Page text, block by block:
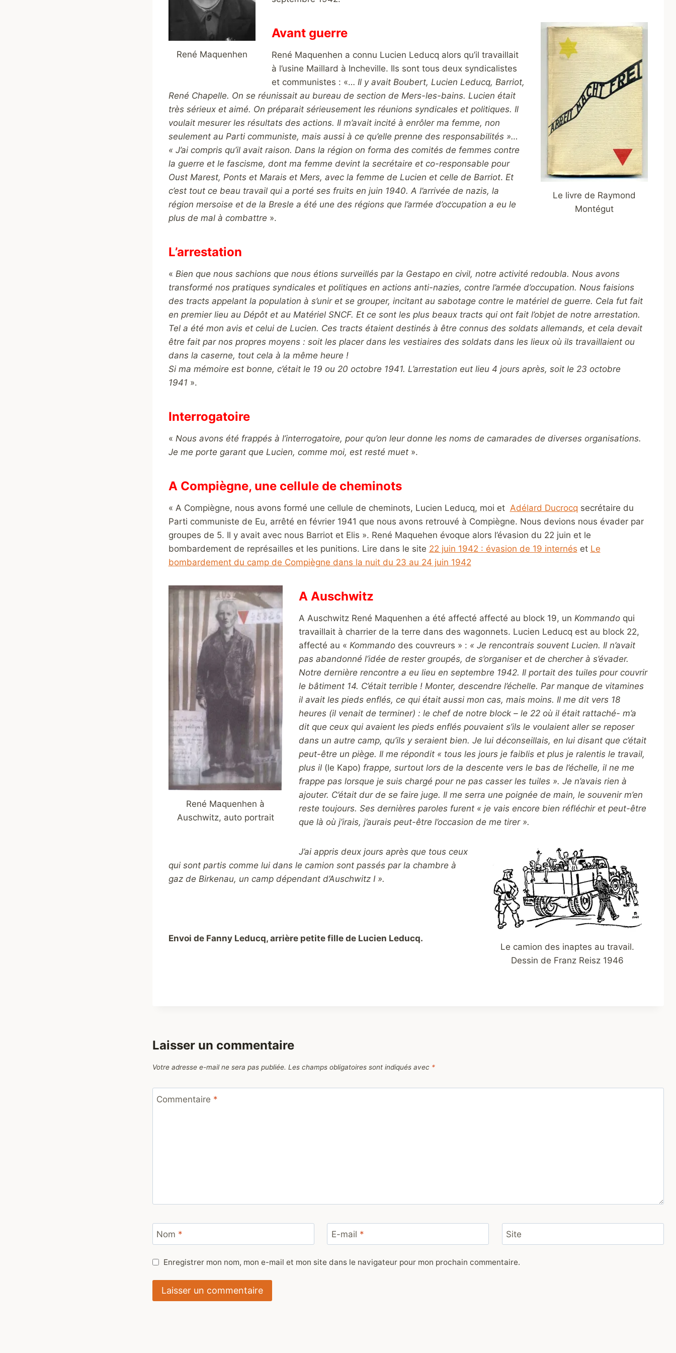
René Maquenhen
Le livre de Raymond
Montégut
Avant guerre
René Maquenhen a connu Lucien Leducq alors qu’il travaillait
à l’usine Maillard à Incheville. Ils sont tous deux syndicalistes
et communistes : «… Il y avait Boubert, Lucien Leducq, Barriot,
René Chapelle. On se réunissait au bureau de section de Mers-les-bains. Lucien était
très sérieux et aimé. On préparait sérieusement les réunions syndicales et politiques. Il
voulait mesurer les résultats des actions. Il m’avait incité à enrôler ma femme, non
seulement au Parti communiste, mais aussi à ce qu’elle prenne des responsabilités »…
« J’ai compris qu’il avait raison. Dans la région on forma des comités de femmes contre
la guerre et le fascisme, dont ma femme devint la secrétaire et co-responsable pour
Oust Marest, Ponts et Marais et Mers, avec la femme de Lucien et celle de Barriot. Et
c’est tout ce beau travail qui a porté ses fruits en juin 1940. A l’arrivée de nazis, la
région mersoise et de la Bresle a été une des régions que l’armée d’occupation a eu le
plus de mal à combattre ».
L’arrestation
« Bien que nous sachions que nous étions surveillés par la Gestapo en civil, notre activité redoubla. Nous avons
transformé nos pratiques syndicales et politiques en actions anti-nazies, contre l’armée d’occupation. Nous faisions
des tracts appelant la population à s’unir et se grouper, incitant au sabotage contre le matériel de guerre. Cela fut fait
en premier lieu au Dépôt et au Matériel SNCF. Et ce sont les plus beaux tracts qui ont fait l’objet de notre arrestation.
Tel a été mon avis et celui de Lucien. Ces tracts étaient destinés à être connus des soldats allemands, et cela devait
être fait par nos propres moyens : soit les placer dans les vestiaires des soldats dans les lieux où ils travaillaient ou
dans la caserne, tout cela à la même heure !
Si ma mémoire est bonne, c’était le 19 ou 20 octobre 1941. L’arrestation eut lieu 4 jours après, soit le 23 octobre
1941 ».
Interrogatoire
« Nous avons été frappés à l’interrogatoire, pour qu’on leur donne les noms de camarades de diverses organisations.
Je me porte garant que Lucien, comme moi, est resté muet».
A Compiègne, une cellule de cheminots
« A Compiègne, nous avons formé une cellule de cheminots, Lucien Leducq, moi et Adélard Ducrocq secrétaire du
Parti communiste de Eu, arrêté en février 1941 que nous avons retrouvé à Compiègne. Nous devions nous évader par
groupes de 5. Il y avait avec nous Barriot et Elis ». René Maquehen évoque alors l’évasion du 22 juin et le
bombardement de représailles et les punitions. Lire dans le site 22 juin 1942 : évasion de 19 internés et Le
bombardement du camp de Compiègne dans la nuit du 23 au 24 juin 1942
René Maquenhen à
Auschwitz, auto portrait
A Auschwitz
A Auschwitz René Maquenhen a été affecté affecté au block 19, un Kommandoqui
travaillait à charrier de la terre dans des wagonnets. Lucien Leducq est au block 22,
affecté au « Kommando des couvreurs » : « Je rencontrais souvent Lucien. Il n’avait
pas abandonné l’idée de rester groupés, de s’organiser et de chercher à s’évader.
Notre dernière rencontre a eu lieu en septembre 1942. Il portait des tuiles pour couvrir
le bâtiment 14. C’était terrible ! Monter, descendre l’échelle. Par manque de vitamines
il avait les pieds enflés, ce qui était aussi mon cas, mais moins. Il me dit vers 18
heures (il venait de terminer) : le chef de notre block – le 22 où il était rattaché- m’a
dit que ceux qui avaient les pieds enflés pouvaient s’ils le voulaient aller se reposer
dans un autre camp, qu’ils y seraient bien. Je lui déconseillais, en lui disant que c’était
peut-être un piège. Il me répondit « tous les jours je faiblis et plus je ralentis le travail,
plus il (le Kapo) frappe, surtout lors de la descente vers le bas de l’échelle, il ne me
frappe pas lorsque je suis chargé pour ne pas casser les tuiles ». Je n’avais rien à
ajouter. C’était dur de se faire juge. Il me serra une poignée de main, le souvenir m’en
reste toujours. Ses dernières paroles furent « je vais encore bien réfléchir et peut-être
que là où j’irais, j’aurais peut-être l’occasion de me tirer ».
Le camion des inaptes au travail.
Dessin de Franz Reisz 1946
J’ai appris deux jours après que tous ceux
qui sont partis comme lui dans le camion sont passés par la chambre à
gaz de Birkenau, un camp dépendant d’Auschwitz I ».
Envoi de Fanny Leducq, arrière petite fille de Lucien Leducq.
Laisser un commentaire
Votre adresse e-mail ne sera pas publiée. Les champs obligatoires sont indiqués avec *
Commentaire *
Nom * E-mail * Site
Enregistrer mon nom, mon e-mail et mon site dans le navigateur pour mon prochain commentaire.